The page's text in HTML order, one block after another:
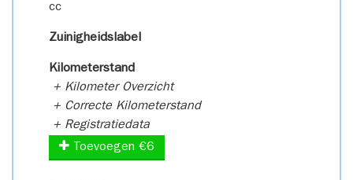
cc
Zuinigheidslabel
Kilometerstand
+ Kilometer Overzicht
+ Correcte Kilometerstand
+ Registratiedata
Toevoegen €6